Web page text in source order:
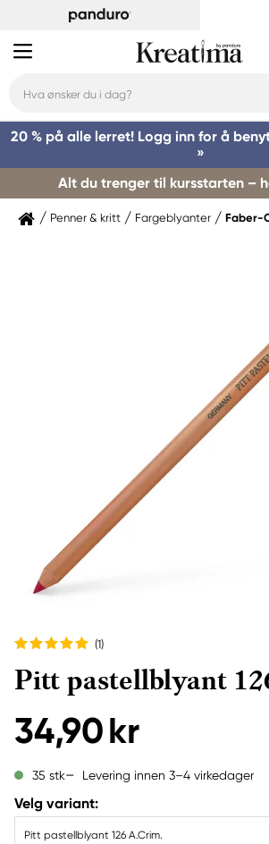
20 % på alle lerret! Logg inn for å
»
Alt du trenger til kursstarten –
Penner & kritt Fargeblyanter Faber-
(1)
Pitt pastellblyant
34,90 kr
35 stk Levering innen 3–4 virkedager
Velg variant:
Pitt pastellblyant 126 A.Crim.